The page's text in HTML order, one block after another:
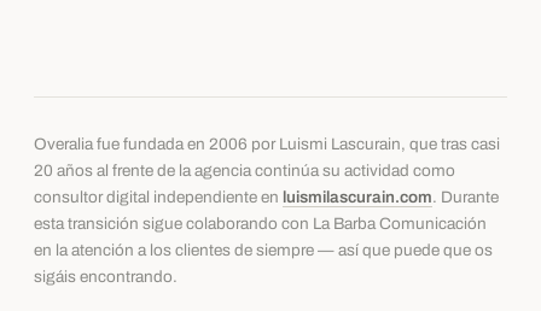
Overalia fue fundada en 2006 por Luismi Lascurain, que tras casi
20 años al frente de la agencia continúa su actividad como
consultor digital independiente en luismilascurain.com. Durante
esta transición sigue colaborando con La Barba Comunicación
en la atención a los clientes de siempre — así que puede que os
sigáis encontrando.